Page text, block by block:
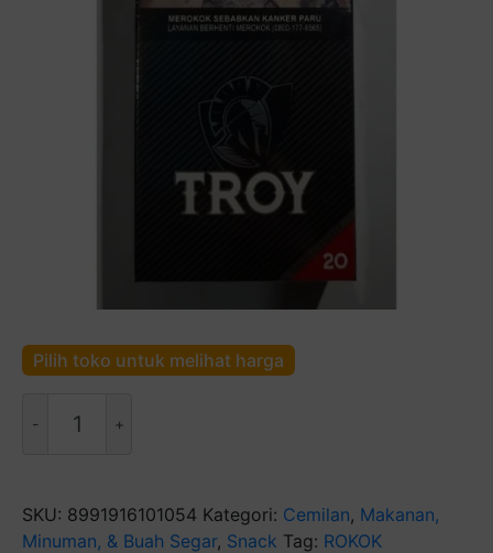
Pilih toko untuk melihat harga
TROY
SKU: 8991916101054 Kategori: Cemilan, Makanan,
Minuman, & Buah Segar, Snack Tag: ROKOK